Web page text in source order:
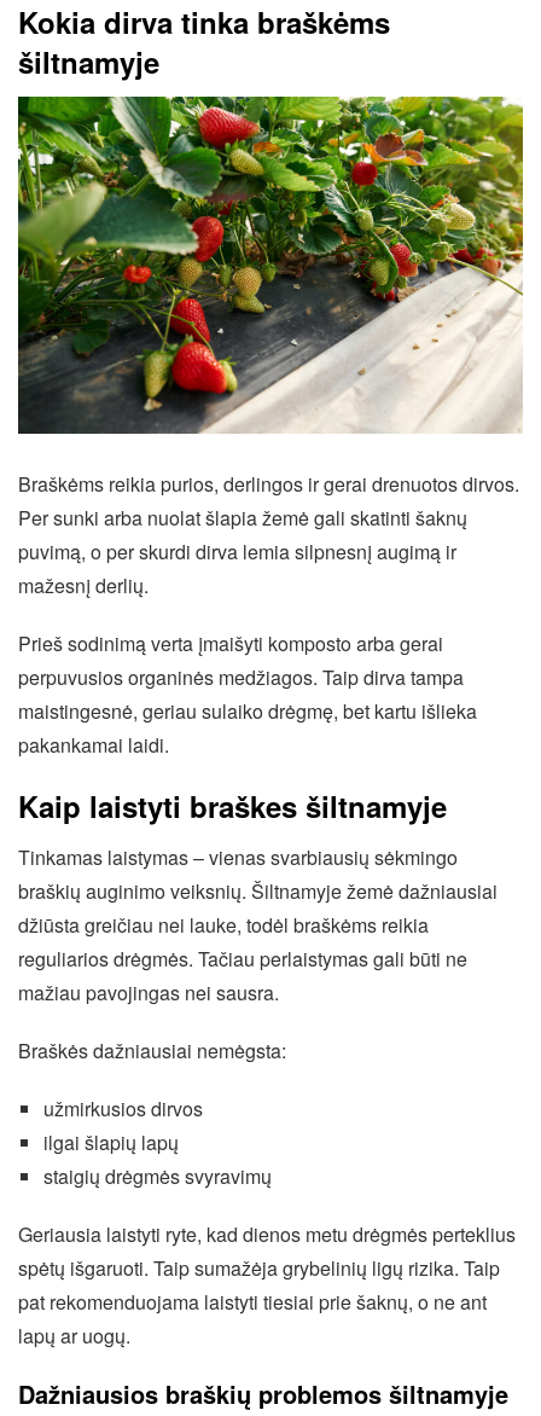
Kokia dirva tinka braškėms
šiltnamyje
Braškėms reikia purios, derlingos ir gerai drenuotos dirvos.
Per sunki arba nuolat šlapia žemė gali skatinti šaknų
puvimą, o per skurdi dirva lemia silpnesnį augimą ir
mažesnį derlių.
Prieš sodinimą verta įmaišyti komposto arba gerai
perpuvusios organinės medžiagos. Taip dirva tampa
maistingesnė, geriau sulaiko drėgmę, bet kartu išlieka
pakankamai laidi.
Kaip laistyti braškes šiltnamyje
Tinkamas laistymas – vienas svarbiausių sėkmingo
braškių auginimo veiksnių. Šiltnamyje žemė dažniausiai
džiūsta greičiau nei lauke, todėl braškėms reikia
reguliarios drėgmės. Tačiau perlaistymas gali būti ne
mažiau pavojingas nei sausra.
Braškės dažniausiai nemėgsta:
užmirkusios dirvos
ilgai šlapių lapų
staigių drėgmės svyravimų
Geriausia laistyti ryte, kad dienos metu drėgmės perteklius
spėtų išgaruoti. Taip sumažėja grybelinių ligų rizika. Taip
pat rekomenduojama laistyti tiesiai prie šaknų, o ne ant
lapų ar uogų.
Dažniausios braškių problemos šiltnamyje